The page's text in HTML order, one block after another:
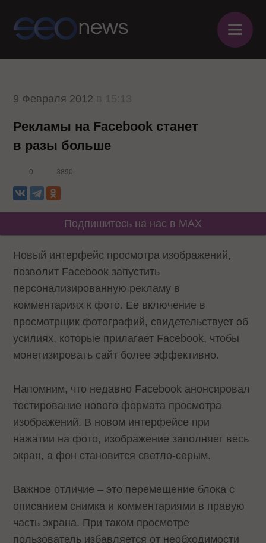
≡
9 Февраля 2012
Рекламы на Facebook станет
в разы больше
0 3890
Подпишитесь на нас в MAX
Новый интерфейс просмотра изображений,
позволит Facebook запустить
персонализированную рекламу в
комментариях к фото. Ее включение в
просмотрщик фотографий, свидетельствует об
усилиях, которые прилагает Facebook, чтобы
монетизировать сайт более эффективно.
Напомним, что недавно Facebook анонсировал
тестирование нового формата просмотра
изображений. В новом интерфейсе при
нажатии на фото, изображение заполняет весь
экран, а фон становится светло-серым.
Важное отличие – это перемещение блока с
описанием снимка и комментариями в правую
часть экрана. При таком просмотре
пользователь избавляется от необходимости